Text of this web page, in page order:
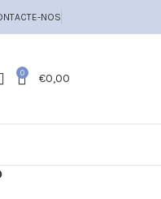
NOS
0 €0,00